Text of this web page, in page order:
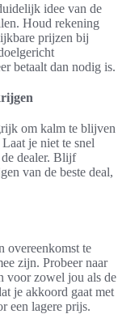
idee van de
Houd rekening
prijzen bij
betaalt dan nodig is.
om kalm te blijven
je niet te snel
dealer. Blijf
van de beste deal,
overeenkomst te
zijn. Probeer naar
voor zowel jou als de
je akkoord gaat met
een lagere prijs.